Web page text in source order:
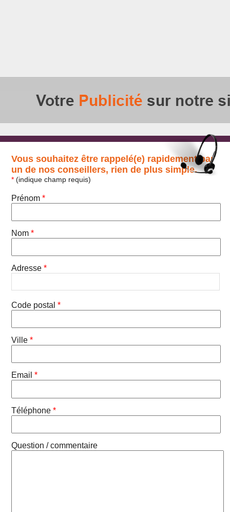
Vous souhaitez être rappelé(e) rapidement par
un de nos conseillers, rien de plus simple.
* (indique champ requis)
Prénom*
Nom*
Adresse*
Code postal*
Ville*
Email*
Téléphone*
Question / commentaire